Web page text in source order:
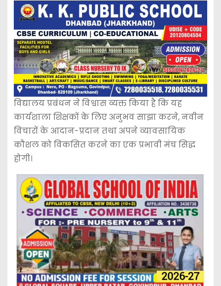
विद्यालय प्रबंधन ने विश्वास व्यक्त किया है कि यह
कार्यशाला शिक्षकों के लिए अनुभव साझा करने, नवीन
विचारों के आदान-प्रदान तथा अपने व्यावसायिक
कौशल को विकसित करने का एक प्रभावी मंच सिद्ध
होगी।